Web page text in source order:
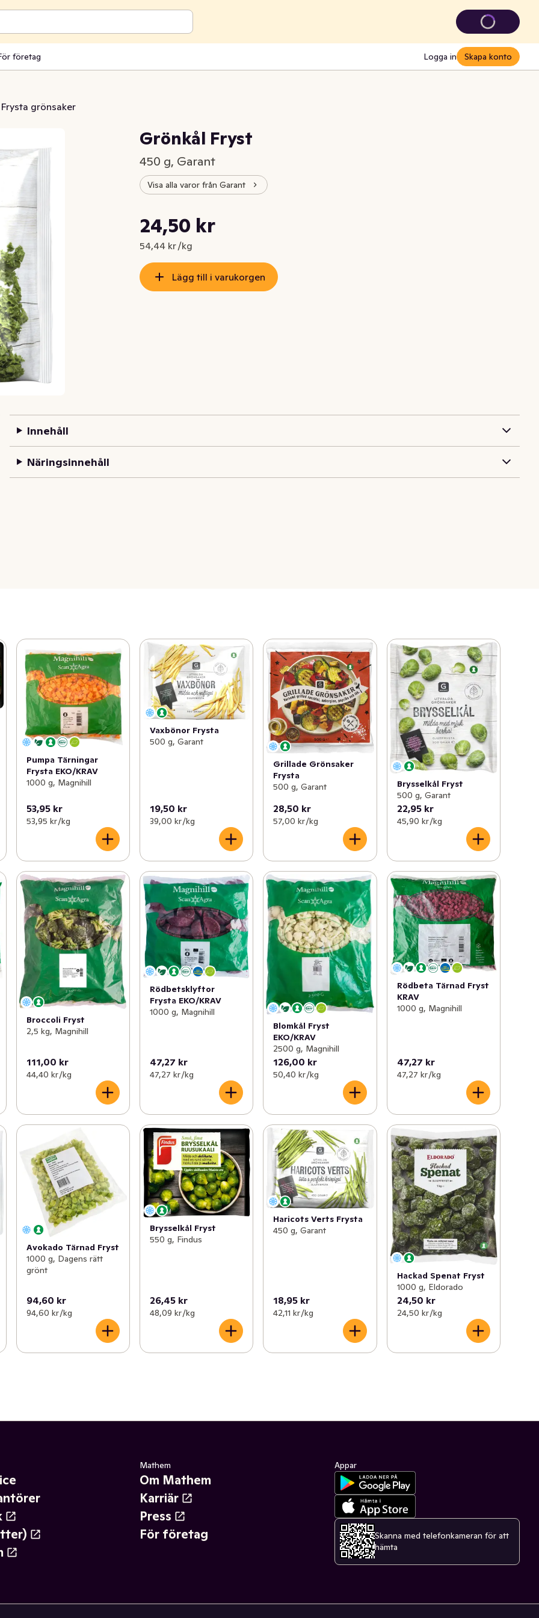
företag Logga in Skapa konto
Frysta grönsaker
Grönkål Fryst
450 g, Garant
Visa alla varor från Garant
Nuvarande pris är: 24,50 kr
24,50 kr
54,44 kr /kg
Styckpris: 54,44 kr /kg
Lägg till i varukorgen
Innehåll
Näringsinnehåll
Pumpa Tärningar
Frysta EKO/KRAV
1000 g, Magnihill
53,95 kr
53,95 kr /kg
Vaxbönor Frysta
500 g, Garant
19,50 kr
39,00 kr /kg
Grillade Grönsaker
Frysta
500 g, Garant
28,50 kr
57,00 kr /kg
Brysselkål Fryst
500 g, Garant
22,95 kr
45,90 kr /kg
Broccoli Fryst
2,5 kg, Magnihill
111,00 kr
44,40 kr /kg
Rödbetsklyftor
Frysta EKO/KRAV
1000 g, Magnihill
47,27 kr
47,27 kr /kg
Blomkål Fryst
EKO/KRAV
2500 g, Magnihill
126,00 kr
50,40 kr /kg
Rödbeta Tärnad Fryst
KRAV
1000 g, Magnihill
47,27 kr
47,27 kr /kg
Avokado Tärnad Fryst
1000 g, Dagens rätt
grönt
94,60 kr
94,60 kr /kg
Brysselkål Fryst
550 g, Findus
26,45 kr
48,09 kr /kg
Haricots Verts Frysta
450 g, Garant
18,95 kr
42,11 kr /kg
Hackad Spenat Fryst
1000 g, Eldorado
24,50 kr
24,50 kr /kg
Mathem
Om Mathem
Karriär
Press
För företag
Appar
Skanna med telefonkameran för att
hämta